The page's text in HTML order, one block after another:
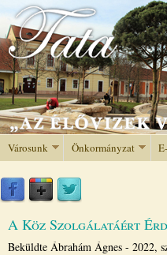
Jump
Városunk Önkormányzat
A Köz Szolgálatáért
Beküldte Ábrahám Ágnes - 2022,